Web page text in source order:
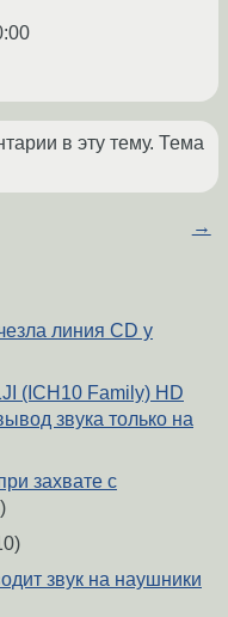
в эту тему. Тема
→
линия CD у
(ICH10 Family) HD
звука только на
захвате с
звук на наушники